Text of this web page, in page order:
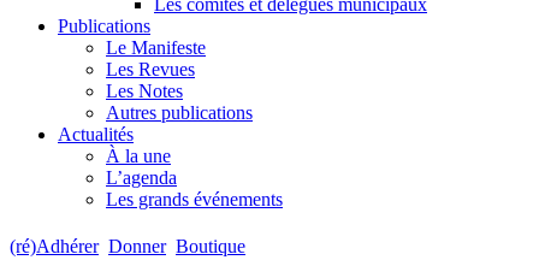
Publications
Le Manifeste
Les Revues
Les Notes
Autres publications
Actualités
À la une
L’agenda
Les grands événements
(ré)Adhérer Donner Boutique